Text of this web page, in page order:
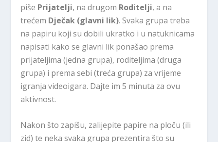
piše Prijatelji, na drugom Roditelji, a na
trećem Dječak (glavni lik). Svaka grupa treba
na papiru koji su dobili ukratko i u natuknicama
napisati kako se glavni lik ponašao prema
prijateljima (jedna grupa), roditeljima (druga
grupa) i prema sebi (treća grupa) za vrijeme
igranja videoigara. Dajte im 5 minuta za ovu
aktivnost.
Nakon što zapišu, zalijepite papire na ploču (ili
zid) te neka svaka grupa prezentira što su